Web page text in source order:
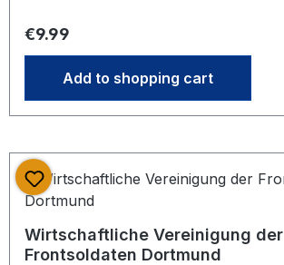
daher bei Lieferung zu
kommen.Preis bezieht sich auf ein
Regular price:
€9.99
Add to shopping cart
Wirtschaftliche Vereinigung der
Frontsoldaten Dortmund